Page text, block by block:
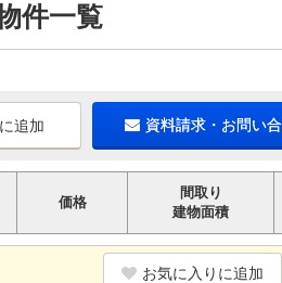
件一覧
追加 資料請求・お問い
価格
間取り
建物面積
お気に入りに追加